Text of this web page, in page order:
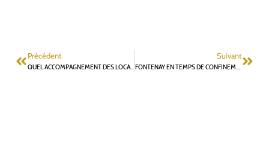
Précédent
QUEL ACCOMPAGNEMENT DES LOCATAIRES DANS LES LOGEMENTS SOCIAUX ET QUEL AVENIR POUR LE QUARTIER DES PARADIS ?
Suivant
FONTENAY EN TEMPS DE CONFINEMENT…PROTÉGEONS NOTRE « PETIT PARADIS » QUAND LES MUNICIPALES VIENDRONT…